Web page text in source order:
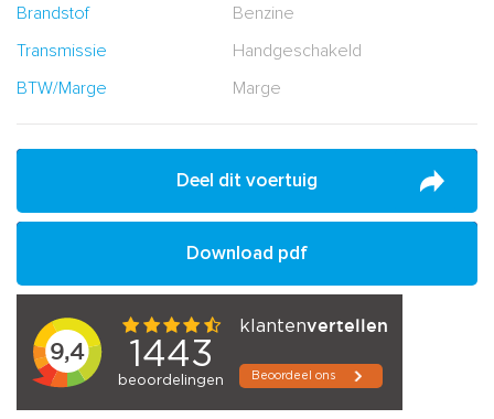
Brandstof
Benzine
Transmissie
Handgeschakeld
BTW/Marge
Marge
Deel dit voertuig
Download pdf